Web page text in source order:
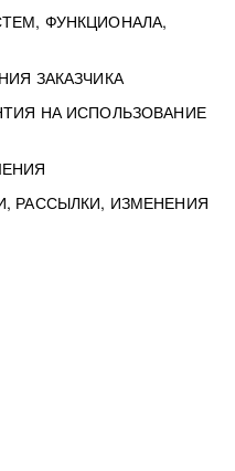
ФУНКЦИОНАЛА,
ЗАКАЗЧИКА
НА ИСПОЛЬЗОВАНИЕ
РАССЫЛКИ, ИЗМЕНЕНИЯ